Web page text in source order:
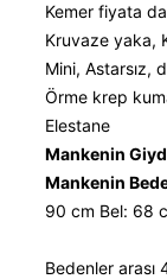
Kemer fiyata
Kruvaze yaka,
Mini, Astarsız,
Örme krep
Elestane
Mankenin
Mankenin
90 cm Bel: 68
Bedenler arası